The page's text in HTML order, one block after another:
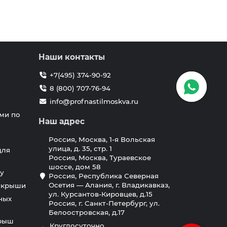
по
крыши
Наши контакты
+7(495) 374-90-92
8 (800) 707-76-94
info@profnastilmoskva.ru
Наш адрес
Россия, Москва, 1-я Вольская
улица, д. 35, стр. 1
Россия, Москва, Тураевское
шоссе, дом 58
Россия, Республика Северная
Осетия — Алания, г. Владикавказ,
ул. Курсантов-Кировцев, д.15
Россия, г. Санкт-Петербург, ул.
Белоостровская, д.17